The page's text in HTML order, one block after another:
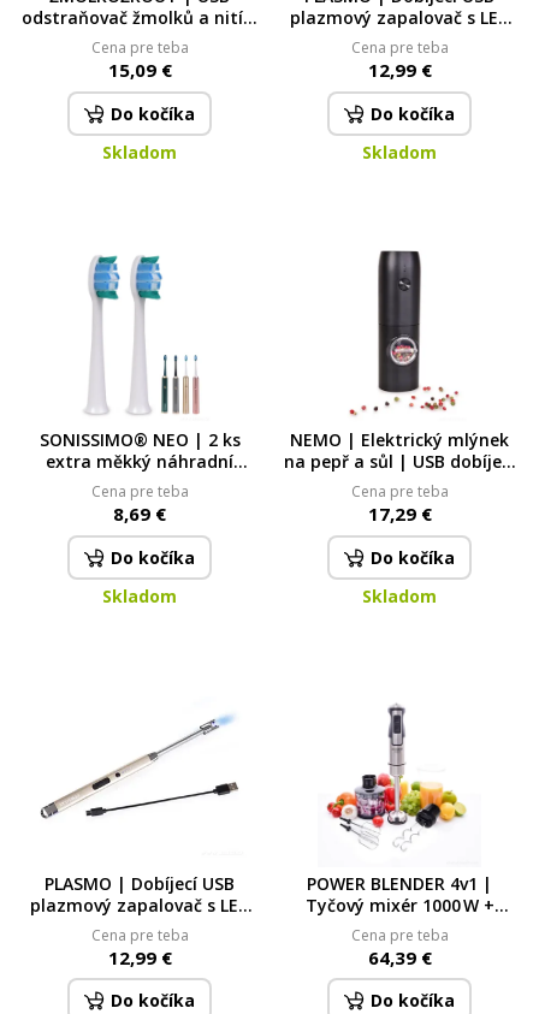
odstraňovač žmolků a nití |
dobíjecí textilní holicí
strojek s nástavcem |
růžový
Cena pre teba
15,09 €
Do kočíka
Skladom
plazmový zapalovač s LED
indikátorem & flexibilním
krkem | černý SYSTEMAT
Cena pre teba
12,99 €
Do kočíka
Skladom
SONISSIMO® NEO | 2 ks
extra měkký náhradní
kartáček – bílý pro nový
model NEO
Cena pre teba
8,69 €
Do kočíka
Skladom
NEMO | Elektrický mlýnek
na pepř a sůl | USB dobíjecí
kořenkový mlýnek
Cena pre teba
17,29 €
Do kočíka
Skladom
PLASMO | Dobíjecí USB
plazmový zapalovač s LED
indikátorem & flexibilním
krkem | platinový
SYSTEMAT
Cena pre teba
12,99 €
Do kočíka
POWER BLENDER 4v1 |
Tyčový mixér 1000 W +
sekáček, šlehač & hnětač |
tichý motor & turbo výkon +
TURBOSEKÁTOR + ŠLEHAČ +
HNĚTAČ
Cena pre teba
64,39 €
Do kočíka